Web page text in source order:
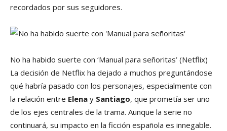
recordados por sus seguidores.
No ha habido suerte con ‘Manual para señoritas’ (Netflix)
La decisión de Netflix ha dejado a muchos preguntándose
qué habría pasado con los personajes, especialmente con
la relación entre Elena y Santiago, que prometía ser uno
de los ejes centrales de la trama. Aunque la serie no
continuará, su impacto en la ficción española es innegable.